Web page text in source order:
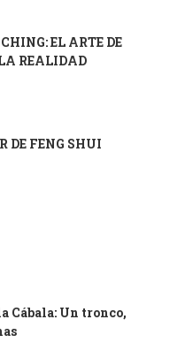
EL ARTE DE
REALIDAD
DE FENG SHUI
Cábala: Un tronco,